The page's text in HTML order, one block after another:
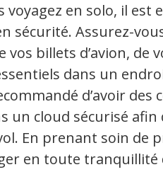
voyagez en solo, il
sécurité. Assurez-
vos billets d’avion, de
dans un
d’avoir
un cloud sécurisé
En prenant soin de
en toute